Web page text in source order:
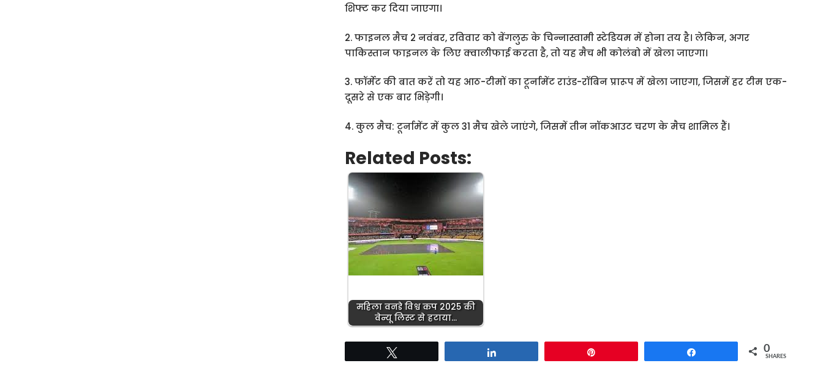
शिफ्ट कर दिया जाएगा।
2. फाइनल मैच 2 नवंबर, रविवार को बेंगलुरु के चिन्नास्वामी स्टेडियम में होना तय है। लेकिन, अगर
पाकिस्तान फाइनल के लिए क्वालीफाई करता है, तो यह मैच भी कोलंबो में खेला जाएगा।
3. फॉर्मेट की बात करें तो यह आठ-टीमों का टूर्नामेंट राउंड-रॉबिन प्रारूप में खेला जाएगा, जिसमें हर टीम एक-
दूसरे से एक बार भिड़ेगी।
4. कुल मैच: टूर्नामेंट में कुल 31 मैच खेले जाएंगे, जिसमें तीन नॉकआउट चरण के मैच शामिल हैं।
Related Posts:
महिला वनडे विश्व कप 2025 की
वेन्यू लिस्ट से हटाया…
0
SHARES